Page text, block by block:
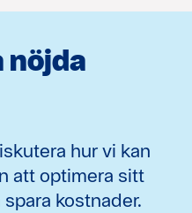
nöjda
hur vi kan
att optimera sitt
kostnader.